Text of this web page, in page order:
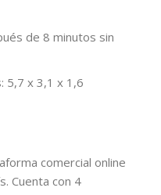
de 8 minutos sin
5,7 x 3,1 x 1,6
comercial online
Cuenta con 4